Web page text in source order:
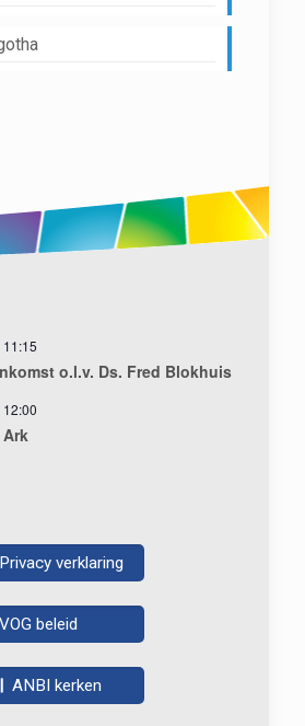
11:15
o.l.v. Ds. Fred Blokhuis
12:00
Privacy verklaring
VOG beleid
|ANBI kerken